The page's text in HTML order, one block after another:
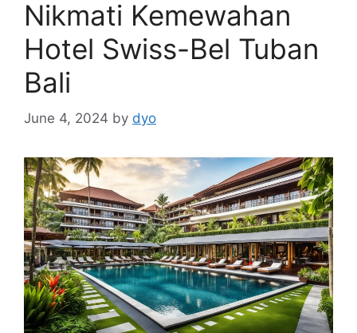
Nikmati Kemewahan
Hotel Swiss-Bel Tuban
Bali
June 4, 2024 by dyo